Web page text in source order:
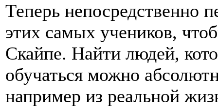
Теперь непосредственно
этих самых учеников,
Скайпе. Найти людей,
обучаться можно
например из реальной